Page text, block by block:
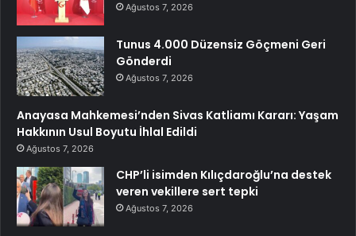
Ağustos 7, 2026
Tunus 4.000 Düzensiz Göçmeni Geri
Gönderdi
Ağustos 7, 2026
Anayasa Mahkemesi’nden Sivas Katliamı Kararı: Yaşam
Hakkının Usul Boyutu İhlal Edildi
Ağustos 7, 2026
CHP’li isimden Kılıçdaroğlu’na destek
veren vekillere sert tepki
Ağustos 7, 2026